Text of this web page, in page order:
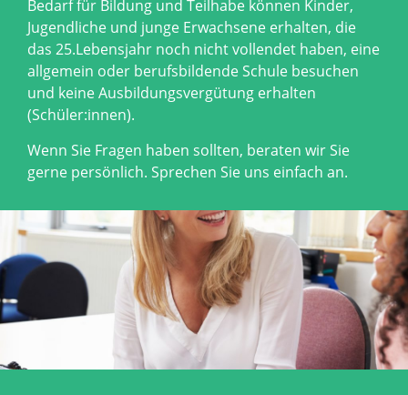
Bedarf für Bildung und Teilhabe können Kinder,
Jugendliche und junge Erwachsene erhalten, die
das 25.Lebensjahr noch nicht vollendet haben, eine
allgemein oder berufsbildende Schule besuchen
und keine Ausbildungsvergütung erhalten
(Schüler:innen).
Wenn Sie Fragen haben sollten, beraten wir Sie
gerne persönlich. Sprechen Sie uns einfach an.